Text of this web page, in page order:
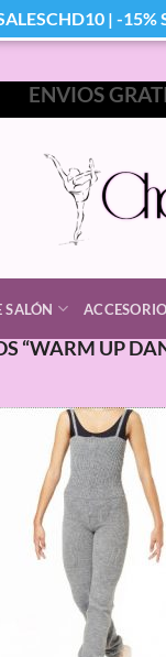
ENVIOS
SALÓN
“WARM UP
| -